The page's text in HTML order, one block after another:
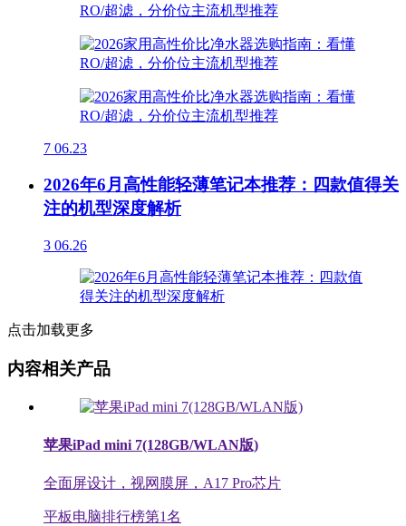
7 06.23
2026年6月高性能轻薄笔记本推荐：四款值得关
注的机型深度解析
3 06.26
点击加载更多
内容相关产品
苹果iPad mini 7(128GB/WLAN版)
全面屏设计，视网膜屏，A17 Pro芯片
平板电脑排行榜第1名